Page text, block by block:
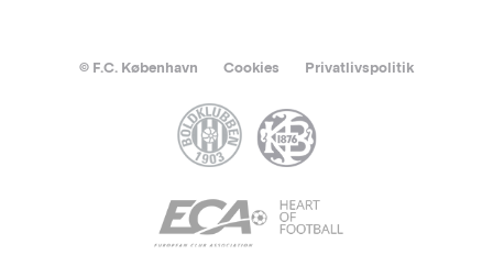
© F.C. København Cookies Privatlivspolitik